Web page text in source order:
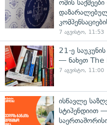
ომის
7 აგვისტო, 11:53
21-ე
— ნახეთ The
7 აგვისტო, 11:00
ისწავლე
სტიპენდიით